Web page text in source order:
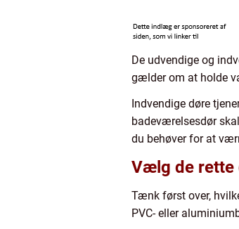
De udvendige og
gælder om at holde
Indvendige døre
badeværelsesdør
du behøver for at
Vælg de rette
Tænk først over,
PVC- eller